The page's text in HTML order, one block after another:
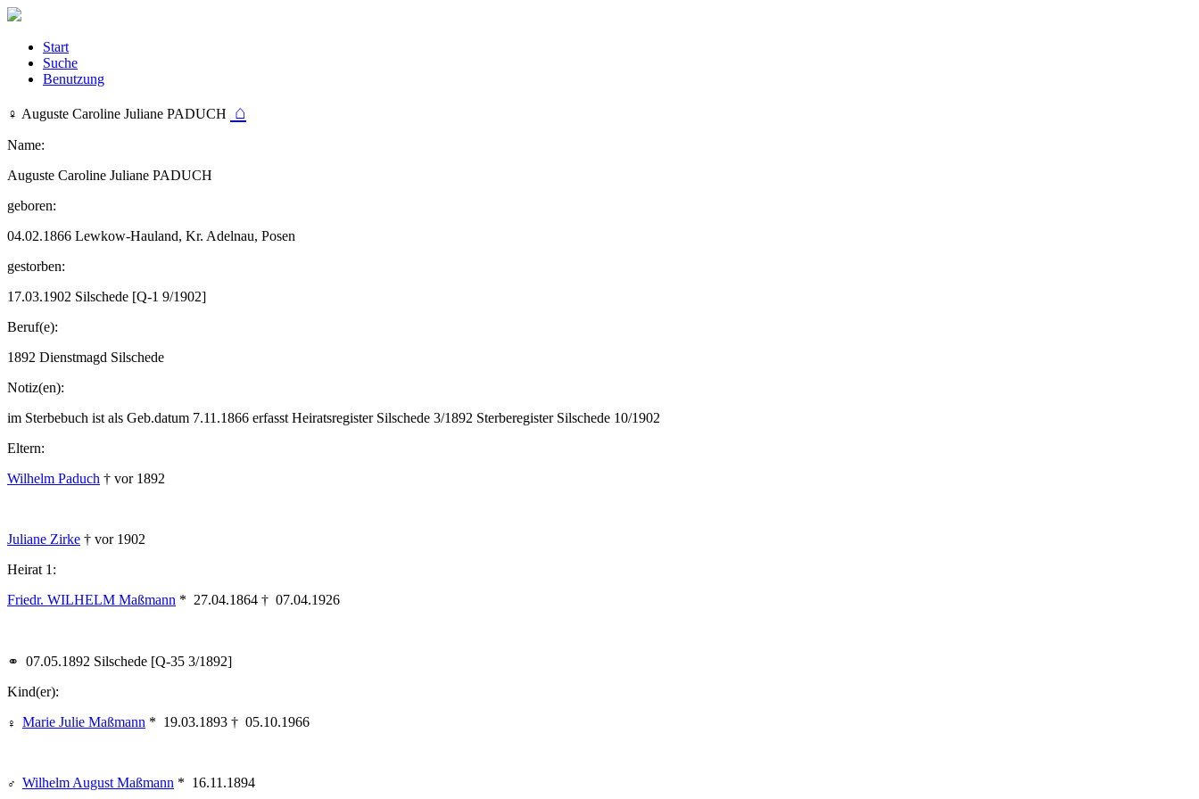
Start
Suche
Benutzung
♀︎ Auguste Caroline Juliane PADUCH ⌂
Name:
Auguste Caroline Juliane PADUCH
geboren:
04.02.1866 Lewkow-Hauland, Kr. Adelnau, Posen
gestorben:
17.03.1902 Silschede [Q-1 9/1902]
Beruf(e):
1892 Dienstmagd Silschede
Notiz(en):
im Sterbebuch ist als Geb.datum 7.11.1866 erfasst Heiratsregister Silschede 3/1892 Sterberegister Silschede 10/1902
Eltern:
Wilhelm Paduch † vor 1892
Juliane Zirke † vor 1902
Heirat 1:
Friedr. WILHELM Maßmann * 27.04.1864 † 07.04.1926
⚭ 07.05.1892 Silschede [Q-35 3/1892]
Kind(er):
♀︎ Marie Julie Maßmann * 19.03.1893 † 05.10.1966
♂︎ Wilhelm August Maßmann * 16.11.1894